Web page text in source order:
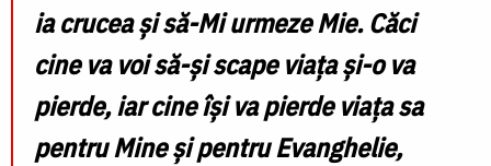
ia cruceașisă-Mi urmeze Mie. Căci
cine va voi să-și scape viața și-o va
pierde, iar cine își va pierde viața sa
pentru Mine și pentru Evanghelie,